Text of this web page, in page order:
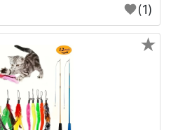
(1)
★